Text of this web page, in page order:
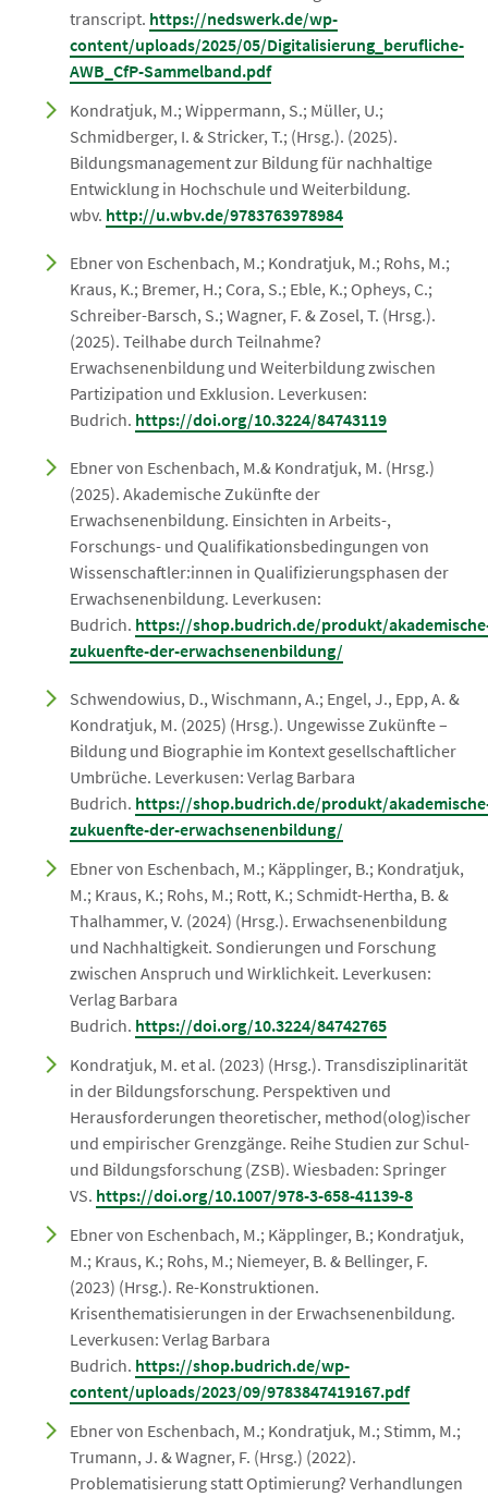
transcript. https://nedswerk.de/wp-
content/uploads/2025/05/Digitalisierung_berufliche-
AWB_CfP-Sammelband.pdf
Kondratjuk, M.; Wippermann, S.; Müller, U.;
Schmidberger, I. & Stricker, T.; (Hrsg.). (2025).
Bildungsmanagement zur Bildung für nachhaltige
Entwicklung in Hochschule und Weiterbildung.
wbv. http://u.wbv.de/9783763978984
Ebner von Eschenbach, M.; Kondratjuk, M.; Rohs, M.;
Kraus, K.; Bremer, H.; Cora, S.; Eble, K.; Opheys, C.;
Schreiber-Barsch, S.; Wagner, F. & Zosel, T. (Hrsg.).
(2025). Teilhabe durch Teilnahme?
Erwachsenenbildung und Weiterbildung zwischen
Partizipation und Exklusion. Leverkusen:
Budrich. https://doi.org/10.3224/84743119
Ebner von Eschenbach, M.& Kondratjuk, M. (Hrsg.)
(2025). Akademische Zukünfte der
Erwachsenenbildung. Einsichten in Arbeits-,
Forschungs- und Qualifikationsbedingungen von
Wissenschaftler:innen in Qualifizierungsphasen der
Erwachsenenbildung. Leverkusen:
Budrich. https://shop.budrich.de/produkt/
zukuenfte-der-erwachsenenbildung/
Schwendowius, D., Wischmann, A.; Engel, J., Epp, A. &
Kondratjuk, M. (2025) (Hrsg.). Ungewisse Zukünfte –
Bildung und Biographie im Kontext gesellschaftlicher
Umbrüche. Leverkusen: Verlag Barbara
Budrich. https://shop.budrich.de/produkt/
zukuenfte-der-erwachsenenbildung/
Ebner von Eschenbach, M.; Käpplinger, B.; Kondratjuk,
M.; Kraus, K.; Rohs, M.; Rott, K.; Schmidt-Hertha, B. &
Thalhammer, V. (2024) (Hrsg.). Erwachsenenbildung
und Nachhaltigkeit. Sondierungen und Forschung
zwischen Anspruch und Wirklichkeit. Leverkusen:
Verlag Barbara
Budrich. https://doi.org/10.3224/84742765
Kondratjuk, M. et al. (2023) (Hrsg.). Transdisziplinarität
in der Bildungsforschung. Perspektiven und
Herausforderungen theoretischer, method(olog)ischer
und empirischer Grenzgänge. Reihe Studien zur Schul-
und Bildungsforschung (ZSB). Wiesbaden: Springer
VS. https://doi.org/10.1007/978-3-658-41139-8
Ebner von Eschenbach, M.; Käpplinger, B.; Kondratjuk,
M.; Kraus, K.; Rohs, M.; Niemeyer, B. & Bellinger, F.
(2023) (Hrsg.). Re-Konstruktionen.
Krisenthematisierungen in der Erwachsenenbildung.
Leverkusen: Verlag Barbara
Budrich. https://shop.budrich.de/wp-
content/uploads/2023/09/9783847419167.pdf
Ebner von Eschenbach, M.; Kondratjuk, M.; Stimm, M.;
Trumann, J. & Wagner, F. (Hrsg.) (2022).
Problematisierung statt Optimierung? Verhandlungen